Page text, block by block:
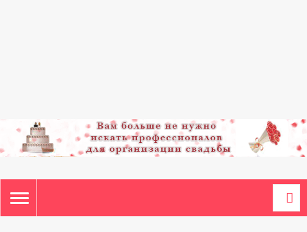
TOGGLE
NAVIGATION